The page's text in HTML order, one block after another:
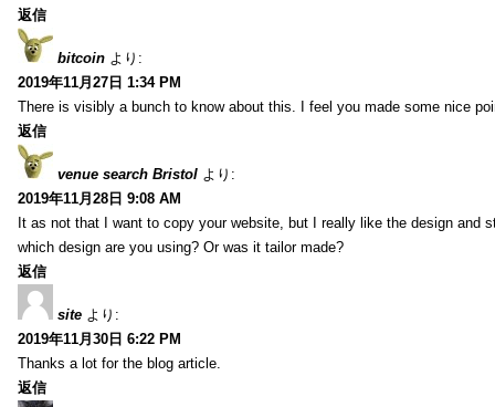
返信
bitcoin より:
2019年11月27日 1:34 PM
There is visibly a bunch to know about this. I feel you made some nice
返信
venue search Bristol より:
2019年11月28日 9:08 AM
It as not that I want to copy your website, but I really like the design and
which design are you using? Or was it tailor made?
返信
site より:
2019年11月30日 6:22 PM
Thanks a lot for the blog article.
返信